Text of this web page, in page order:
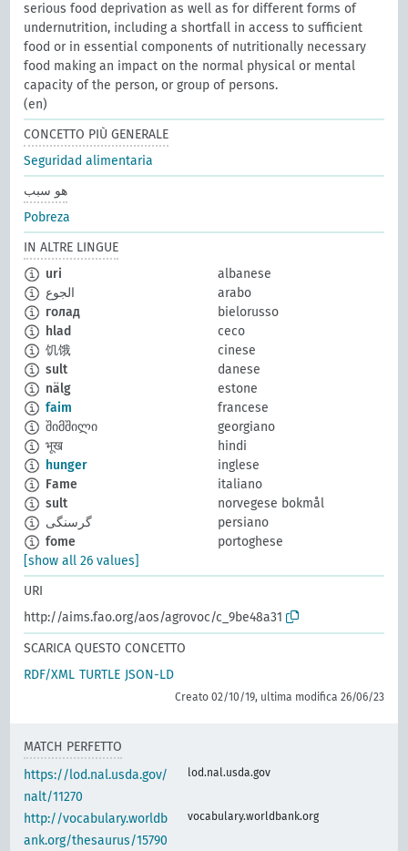
serious food deprivation as well as for different forms of
undernutrition, including a shortfall in access to sufficient
food or in essential components of nutritionally necessary
food making an impact on the normal physical or mental
capacity of the person, or group of persons.
(en)
CONCETTO PIÙ GENERALE
Seguridad alimentaria
هو سبب
Pobreza
IN ALTRE LINGUE
uri
albanese
الجوع
arabo
голад
bielorusso
hlad
ceco
饥饿
cinese
sult
danese
nälg
estone
faim
francese
შიმშილი
georgiano
भूख
hindi
hunger
inglese
Fame
italiano
sult
norvegese bokmål
گرسنگی
persiano
fome
portoghese
[show all 26 values]
URI
http://aims.fao.org/aos/agrovoc/c_9be48a31
SCARICA QUESTO CONCETTO
RDF/XML TURTLE JSON-LD
Creato 02/10/19, ultima modifica 26/06/23
MATCH PERFETTO
https://lod.nal.usda.gov/
nalt/11270
lod.nal.usda.gov
http://vocabulary.worldb
ank.org/thesaurus/15790
vocabulary.worldbank.org